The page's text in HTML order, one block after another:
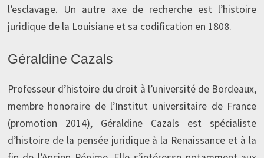
l’esclavage. Un autre axe de recherche est l’histoire
juridique de la Louisiane et sa codification en 1808.
Géraldine Cazals
Professeur d’histoire du droit à l’université de Bordeaux,
membre honoraire de l’Institut universitaire de France
(promotion 2014), Géraldine Cazals est spécialiste
d’histoire de la pensée juridique à la Renaissance et à la